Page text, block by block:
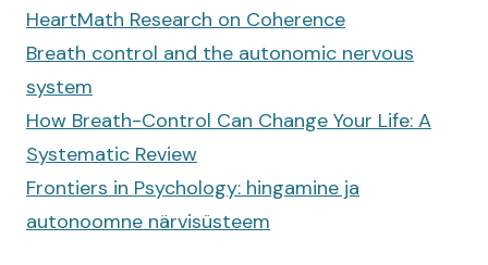
HeartMath Research on Coherence
Breath control and the autonomic nervous
system
How Breath-Control Can Change Your Life: A
Systematic Review
Frontiers in Psychology: hingamine ja
autonoomne närvisüsteem